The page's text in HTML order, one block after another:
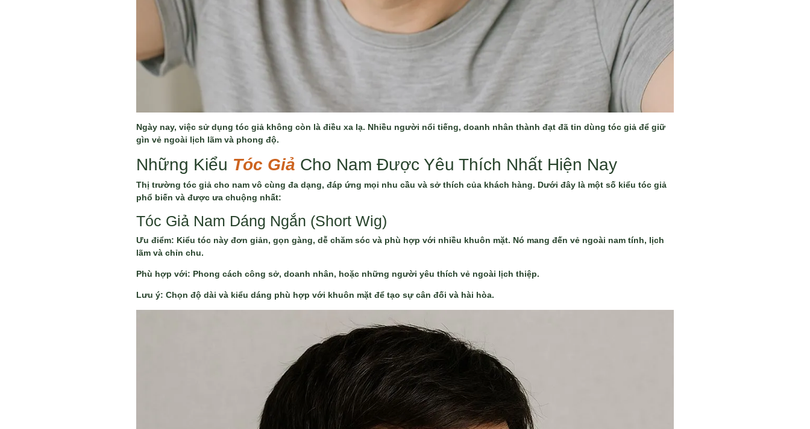
Ngày nay, việc sử dụng tóc giả không còn là điều xa lạ. Nhiều người nổi tiếng, doanh nhân thành đạt đã tin dùng tóc giả để giữ
gìn vẻ ngoài lịch lãm và phong độ.
Những Kiểu Tóc Giả Cho Nam Được Yêu Thích Nhất Hiện Nay
Thị trường tóc giả cho nam vô cùng đa dạng, đáp ứng mọi nhu cầu và sở thích của khách hàng. Dưới đây là một số kiểu tóc giả
phổ biến và được ưa chuộng nhất:
Tóc Giả Nam Dáng Ngắn (Short Wig)
Ưu điểm: Kiểu tóc này đơn giản, gọn gàng, dễ chăm sóc và phù hợp với nhiều khuôn mặt. Nó mang đến vẻ ngoài nam tính, lịch
lãm và chỉn chu.
Phù hợp với: Phong cách công sở, doanh nhân, hoặc những người yêu thích vẻ ngoài lịch thiệp.
Lưu ý: Chọn độ dài và kiểu dáng phù hợp với khuôn mặt để tạo sự cân đối và hài hòa.